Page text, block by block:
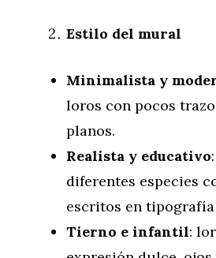
Estilo del mural
Minimalista y
loros con pocos
planos.
Realista y educativo
diferentes especies
escritos en
Tierno e infantil: